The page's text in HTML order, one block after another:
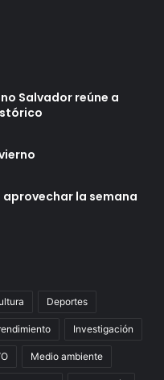
Salvador reúne a
la semana
Deportes
Investigación
Medio ambiente